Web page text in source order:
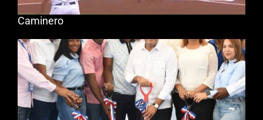
Caminero